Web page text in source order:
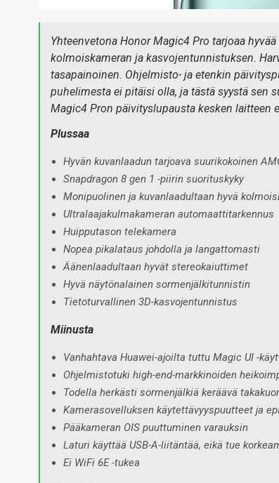
Yhteenvetona Honor Magic4 Pro tarjoaa
kolmoiskameran ja kasvojentunnistuksen.
tasapainoinen. Ohjelmisto- ja etenkin
puhelimesta ei pitäisi olla, ja tästä syystä sen
Magic4 Pron päivityslupausta kesken laitteen
Plussaa
Hyvän kuvanlaadun tarjoava suurikokoinen
Snapdragon 8 gen 1 -piirin suorituskyky
Monipuolinen ja kuvanlaadultaan hyvä
Ultralaajakulmakameran automaattitarkennus
Huipputason telekamera
Nopea pikalataus johdolla ja langattomasti
Äänenlaadultaan hyvät stereokaiuttimet
Hyvä näytönalainen sormenjälkitunnistin
Tietoturvallinen 3D-kasvojentunnistus
Miinusta
Vanhahtava Huawei-ajoilta tuttu Magic UI -
Ohjelmistotuki high-end-markkinoiden
Todella herkästi sormenjälkiä keräävä
Kamerasovelluksen käytettävyyspuutteet ja
Pääkameran OIS puuttuminen varauksin
Laturi käyttää USB-A-liitäntää, eikä tue
Ei WiFi 6E -tukea